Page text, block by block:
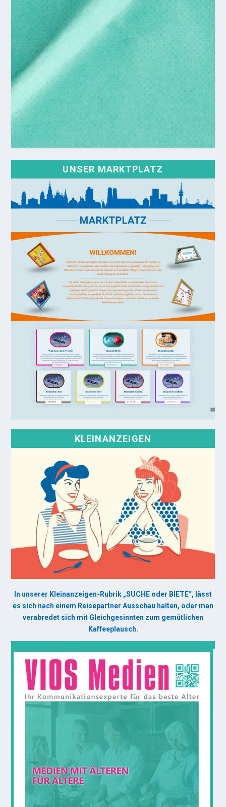
UNSER MARKTPLATZ
KLEINANZEIGEN
In unserer Kleinanzeigen-Rubrik „SUCHE oder BIETE“, lässt
es sich nach einem Reisepartner Ausschau halten, oder man
verabredet sich mit Gleichgesinnten zum gemütlichen
Kaffeeplausch.